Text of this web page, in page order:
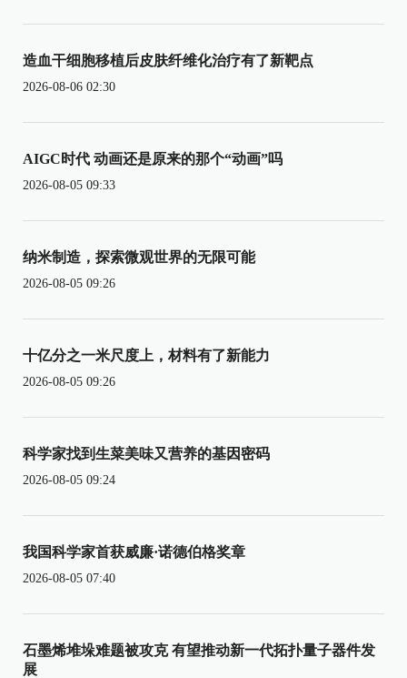
造血干细胞移植后皮肤纤维化治疗有了新靶点
2026-08-06 02:30
AIGC时代 动画还是原来的那个“动画”吗
2026-08-05 09:33
纳米制造，探索微观世界的无限可能
2026-08-05 09:26
十亿分之一米尺度上，材料有了新能力
2026-08-05 09:26
科学家找到生菜美味又营养的基因密码
2026-08-05 09:24
我国科学家首获威廉·诺德伯格奖章
2026-08-05 07:40
石墨烯堆垛难题被攻克 有望推动新一代拓扑量子器件发
展